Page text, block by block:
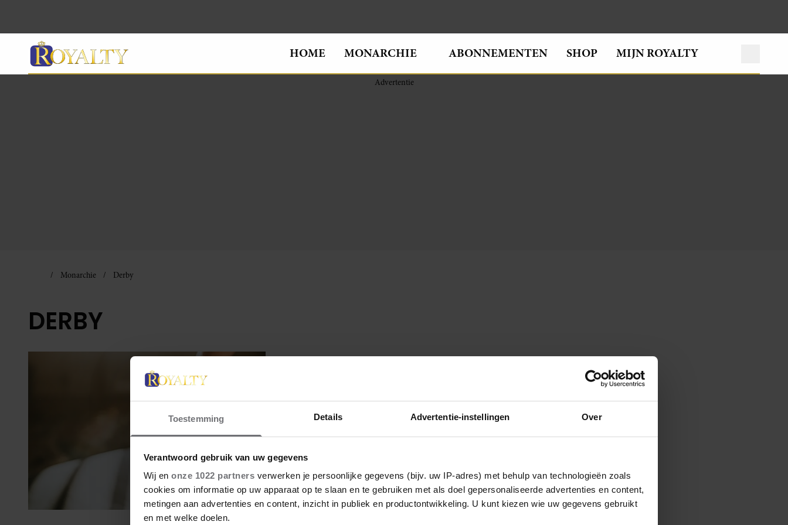
Toestemming Details Advertentie-instellingen Over
Verantwoord gebruik van uw gegevens
Wij en onze 1022 partners verwerken je persoonlijke gegevens (bijv. uw IP-adres) met behulp van technologieën zoals
cookies om informatie op uw apparaat op te slaan en te gebruiken met als doel gepersonaliseerde advertenties en content,
metingen aan advertenties en content, inzicht in publiek en productontwikkeling. U kunt kiezen wie uw gegevens gebruikt
en met welke doelen.
HOME MONARCHIE ABONNEMENTEN SHOP MIJN ROYALTY
Monarchie Derby
DERBY